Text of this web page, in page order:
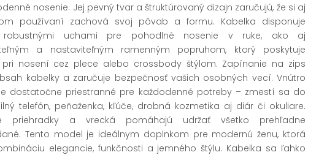
nosenie. Jej pevný tvar a štruktúrovaný dizajn zaručujú, že si aj
používaní zachová svoj pôvab a formu. Kabelka disponuje
robustnými uchami pre pohodlné nosenie v ruke, ako aj
a nastaviteľným ramenným popruhom, ktorý poskytuje
pri nosení cez plece alebo crossbody štýlom. Zapínanie na zips
kabelky a zaručuje bezpečnosť vašich osobných vecí. Vnútro
dostatočne priestranné pre každodenné potreby – zmestí sa do
telefón, peňaženka, kľúče, drobná kozmetika aj diár či okuliare.
priehradky a vrecká pomáhajú udržať všetko prehľadne
Tento model je ideálnym doplnkom pre modernú ženu, ktorá
elegancie, funkčnosti a jemného štýlu. Kabelka sa ľahko